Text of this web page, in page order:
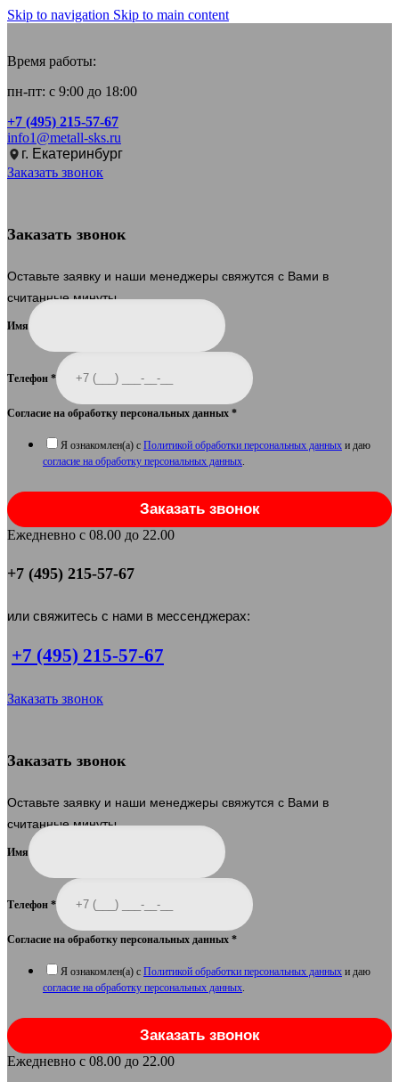
Skip to navigation Skip to main content
Время работы:
пн-пт: с 9:00 до 18:00
+7 (495) 215-57-67
info1@metall-sks.ru
г. Екатеринбург
Заказать звонок
Заказать звонок
Оставьте заявку и наши менеджеры свяжутся с Вами в
считанные минуты.
Имя
Телефон *
Согласие на обработку персональных данных *
Я ознакомлен(а) с Политикой обработки персональных данных и даю
согласие на обработку персональных данных.
Заказать звонок
Ежедневно с 08.00 до 22.00
+7 (495) 215-57-67
или свяжитесь с нами в мессенджерах:
+7 (495) 215-57-67
Заказать звонок
Заказать звонок
Оставьте заявку и наши менеджеры свяжутся с Вами в
считанные минуты.
Имя
Телефон *
Согласие на обработку персональных данных *
Я ознакомлен(а) с Политикой обработки персональных данных и даю
согласие на обработку персональных данных.
Заказать звонок
Ежедневно с 08.00 до 22.00